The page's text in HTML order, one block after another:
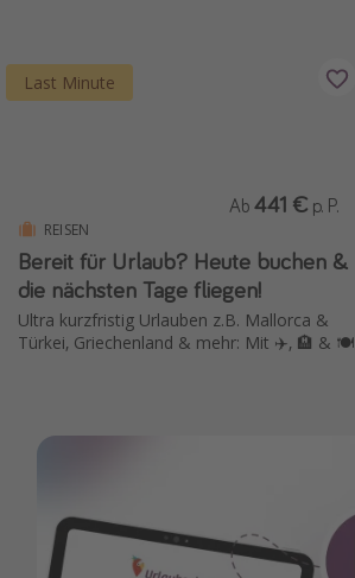
Last Minute
REISEN
Bereit für Urlaub? Heute buchen &
die nächsten Tage fliegen!
Ultra kurzfristig Urlauben z.B. Mallorca &
Türkei, Griechenland & mehr: Mit ✈️, 🏨 & 🍽️
Ab 441 € p. P.